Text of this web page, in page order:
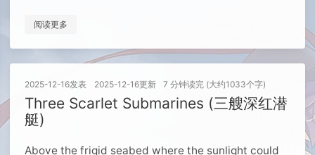
阅读更多
2025-12-16发表 2025-12-16更新 7 分钟读完 (大约1033个字)
Three Scarlet Submarines (三艘深红潜
艇)
Above the frigid seabed where the sunlight could